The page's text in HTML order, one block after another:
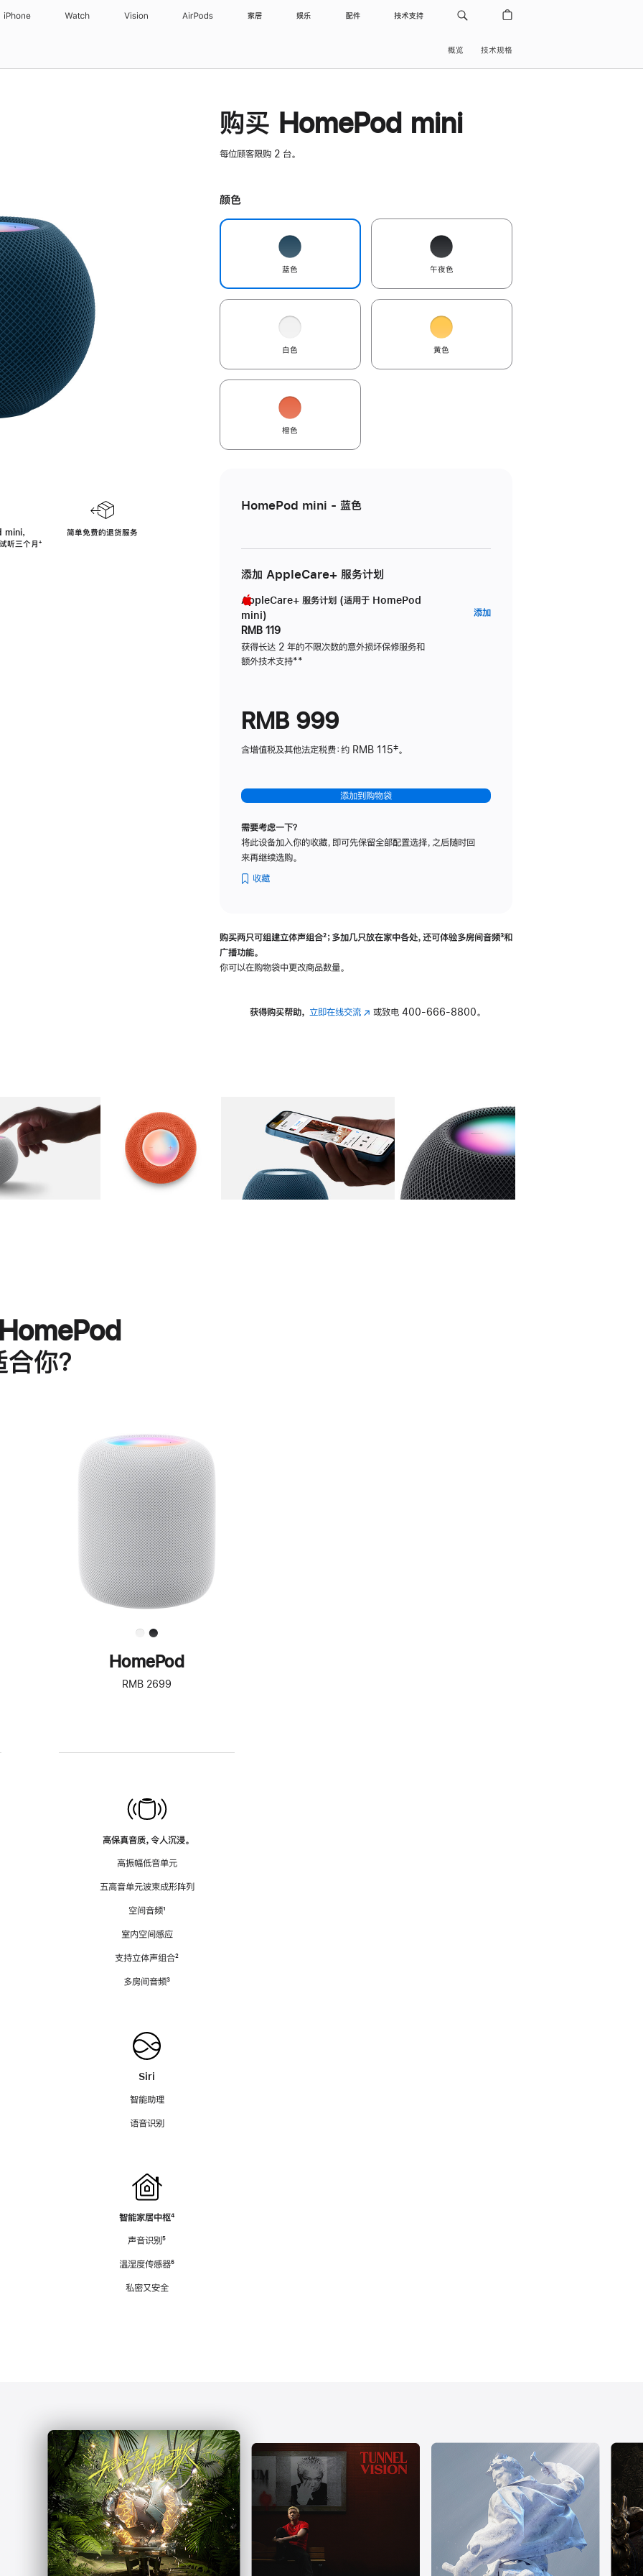
iPhone Watch Vision AirPods 家居 娱乐 配件 技术支持
概览 技术规格
，
听三个月脚
⁺
简单免费的退货服务
购买 HomePod mini
每位顾客限购 2 台。
颜色
蓝色 午夜色
白色 黄色
橙色
HomePod mini - 蓝色
添加 AppleCare+ 服务计划
AppleCare+ 服务计划 (适用于 HomePod
mini)
RMB 119
获得长达 2 年的不限次数的意外损坏保修服务和
额外技术支持脚
**
添加AppleCare+
RMB 999
含增值税及其他法定税费：约 RMB 115‡。
添加到购物袋
需要考虑一下？
将此设备加入你的收藏，即可先保留全部配置选择，之后随时回
来再继续选购。
收藏
购买两只可组建立体声组合脚
²；多加几只放在家中各处，还可体验多‍房‍间音频脚
³和
广播功能。
你可以在购物袋中更改商品数量。
获得购买帮助， 立即在线交流(在 或致电 400-666-8800。
图库 图像 图库 图像 图库 图像 4 图库 图像 5
你？
进
一
步
了
解
HomePod<
HomePod
RMB 2699
高保真音质，令人沉浸。
高振幅低音单元
五高音单元波束成形阵列
空间音频脚
¹
室内空间感应
支持立体声组合脚
²
多房间音频脚
³
Siri
智能助理
语音识别
智能家居中枢脚
⁴
声音识别脚
⁵
温湿度传感器脚
⁶
私密又安全